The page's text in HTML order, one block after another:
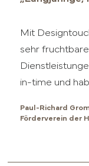
Mit
sehr
in-time und
Paul-Richard
Förderverein der